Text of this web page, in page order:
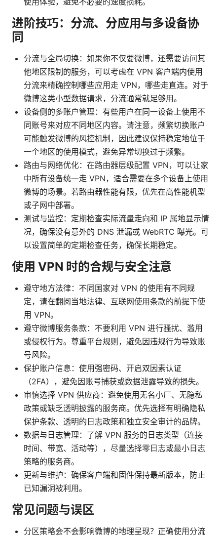
进阶技巧：分流、分应用与多设备协
同
分流与全局切换：如果你不仅要微博，还需要访问其
他地区限制的服务，可以考虑在 VPN 客户端内使用
分流来精确控制哪些应用走 VPN，哪些走直连。对于
微博这类小型数据请求，分流通常就足够用。
设备侧的多账户管理：有些用户在同一设备上使用不
同账号来对应不同地区内容。请注意，频繁切换账户
可能触发微博的风控机制，因此建议保持稳定地位于
一个地区的使用模式，避免异常切换过于频繁。
路由与网络优化：在路由器层级配置 VPN，可以让家
中所有设备统一走 VPN，适合需要在多个设备上使用
微博的场景。若路由器性能有限，优先在高性能机型
或子网中部署。
测试与监控：定期检查实际流量走向和 IP 属地显示情
况，确保没有意外的 DNS 泄漏或 WebRTC 曝光。可
以设置简单的定期检查任务，确保长期稳定。
使用 VPN 时的合规与安全注意
遵守地方法律：不同国家对 VPN 的使用有不同规
定，请在翻阅当地法律、互联网使用条款的前提下使
用 VPN。
遵守微博服务条款：不要利用 VPN 进行骚扰、滥用
或侵权行为。尊重平台规则，避免因违规行为导致账
号风险。
保护账户信息：使用强密码、开启双因素认证
（2FA），避免因账号捕获或数据泄露导致的损失。
审慎选择 VPN 供应商：避免使用无名小厂、无隐私
政策或缺乏透明披露的服务商。优先选择有明确隐私
保护条款、透明的日志政策和独立安全审计的品牌。
数据与日志管理：了解 VPN 服务的日志类型（连接
时间、带宽、活动等），尽量选择零日志或最小日志
策略的服务商。
更新与维护：确保客户端和固件保持最新版本，防止
已知漏洞被利用。
常见问题与误区
分区策略会不会影响微博的地理呈现？正确使用分流